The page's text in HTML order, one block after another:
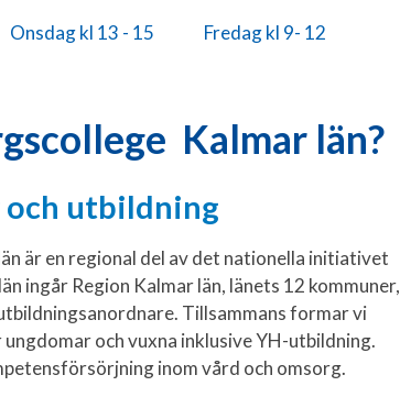
Onsdag kl 13 - 15
Fredag kl 9- 12
Kalmar län?
och utbildning
är en regional del av det nationella initiativet
ingår Region Kalmar län, länets 12 kommuner,
Tillsammans formar vi
och vuxna inklusive YH-utbildning.
inom vård och omsorg.